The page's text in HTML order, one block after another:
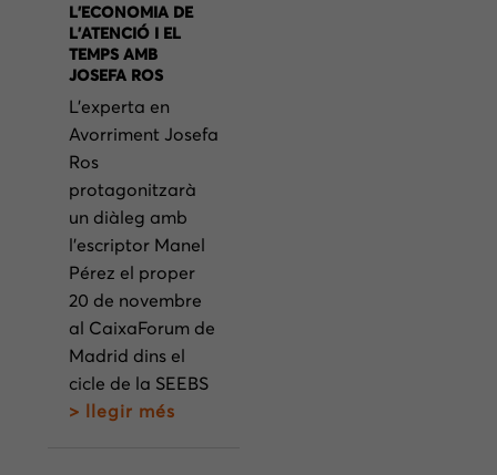
L’ECONOMIA DE
L’ATENCIÓ I EL
TEMPS AMB
JOSEFA ROS
L’experta en
Avorriment Josefa
Ros
protagonitzarà
un diàleg amb
l’escriptor Manel
Pérez el proper
20 de novembre
al CaixaForum de
Madrid dins el
cicle de la SEEBS
> llegir més